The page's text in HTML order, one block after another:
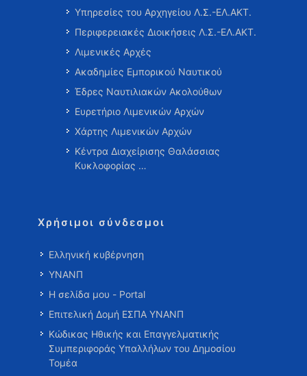
Υπηρεσίες του Αρχηγείου Λ.Σ.-ΕΛ.ΑΚΤ.
Περιφερειακές Διοικήσεις Λ.Σ.-ΕΛ.ΑΚΤ.
Λιμενικές Αρχές
Ακαδημίες Εμπορικού Ναυτικού
Έδρες Ναυτιλιακών Ακολούθων
Ευρετήριο Λιμενικών Αρχών
Χάρτης Λιμενικών Αρχών
Κέντρα Διαχείρισης Θαλάσσιας
Κυκλοφορίας …
Χρήσιμοι σύνδεσμοι
Ελληνική κυβέρνηση
ΥΝΑΝΠ
Η σελίδα μου - Portal
Επιτελική Δομή ΕΣΠΑ ΥΝΑΝΠ
Κώδικας Ηθικής και Επαγγελματικής
Συμπεριφοράς Υπαλλήλων του Δημοσίου
Τομέα